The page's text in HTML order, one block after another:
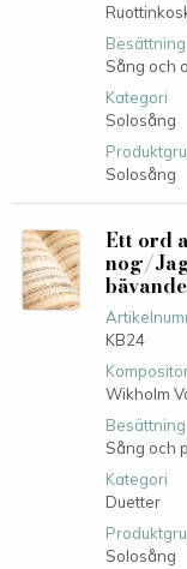
Besättning
Sång och
Kategori
Solosång
Solosång
Ett ord
nog/
KB24
Wikholm
Besättning
Sång och
Kategori
Duetter
Solosång